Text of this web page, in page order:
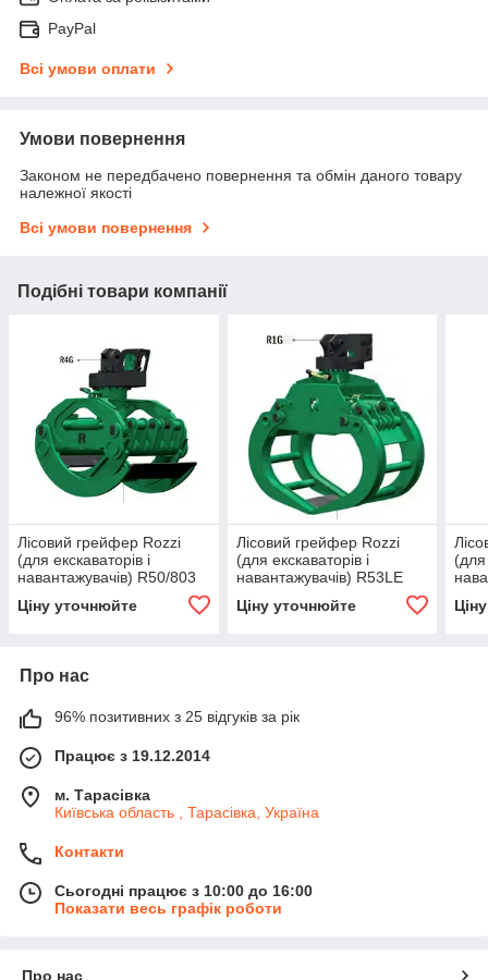
PayPal
Всі умови оплати
Умови повернення
Законом не передбачено повернення та обмін даного товару
належної якості
Всі умови повернення
Подібні товари компанії
Лісовий грейфер Rozzi
(для екскаваторів і
навантажувачів) R50/803
Ціну уточнюйте
Лісовий грейфер Rozzi
(для екскаваторів і
навантажувачів) R53LE
Ціну уточнюйте
(для
Про нас
96% позитивних з 25 відгуків за рік
Працює з 19.12.2014
м. Тарасівка
Київська область , Тарасівка, Україна
Контакти
Сьогодні працює з 10:00 до 16:00
Показати весь графік роботи
Про нас